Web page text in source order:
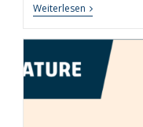
Weiterlesen „Wohlstand
Für
Heute“
Persönliches
Exemplar